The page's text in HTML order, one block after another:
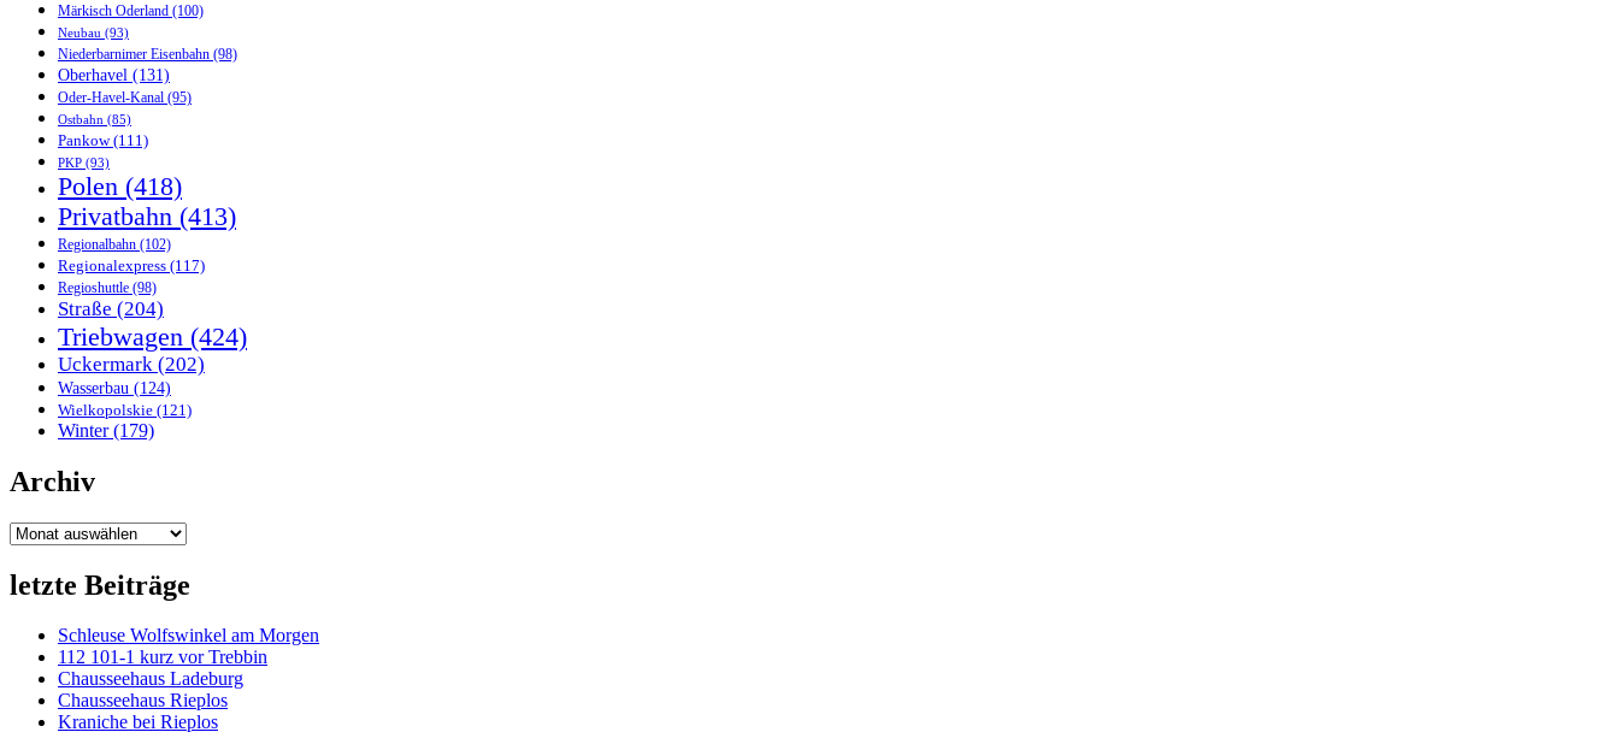
Märkisch Oderland (100)
Neubau (93)
Niederbarnimer Eisenbahn (98)
Oberhavel (131)
Oder-Havel-Kanal (95)
Ostbahn (85)
Pankow(111)
PKP (93)
Polen (418)
Privatbahn (413)
Regionalbahn (102)
Regionalexpress (117)
Regioshuttle (98)
Straße (204)
Triebwagen (424)
Uckermark (202)
Wasserbau (124)
Wielkopolskie (121)
Winter(179)
Archiv
Archiv
letzte Beiträge
Schleuse Wolfswinkel am Morgen
112 101-1 kurz vor Trebbin
Chausseehaus Ladeburg
Chausseehaus Rieplos
Kraniche bei Rieplos